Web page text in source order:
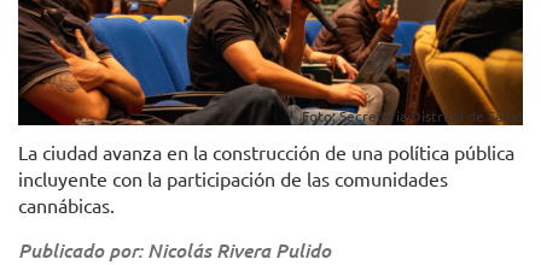
Foto: Secretaría Distrital de Salud
La ciudad avanza en la construcción de una política pública
incluyente con la participación de las comunidades
cannábicas.
Publicado por: Nicolás Rivera Pulido